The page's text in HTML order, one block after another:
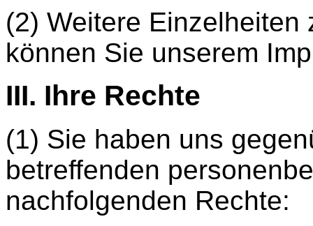
(2) Weitere
können Sie unserem
III. Ihre Rechte
(1) Sie haben uns
betreffenden
nachfolgenden Rechte: